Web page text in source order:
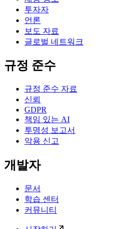
투자자
언론
보도 자료
글로벌 네트워크
규정 준수
규정 준수 자료
신뢰
GDPR
책임 있는 AI
투명성 보고서
악용 신고
개발자
문서
학습 센터
커뮤니티